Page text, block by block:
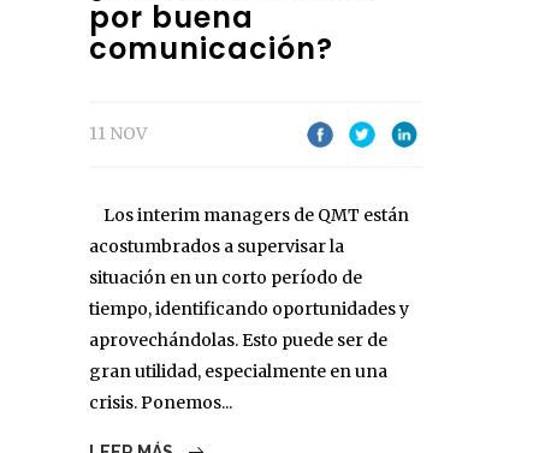
por buena
comunicación?
11 NOV
Los interim managers de QMT están
acostumbrados a supervisar la
situación en un corto período de
tiempo, identificando oportunidades y
aprovechándolas. Esto puede ser de
gran utilidad, especialmente en una
crisis. Ponemos...